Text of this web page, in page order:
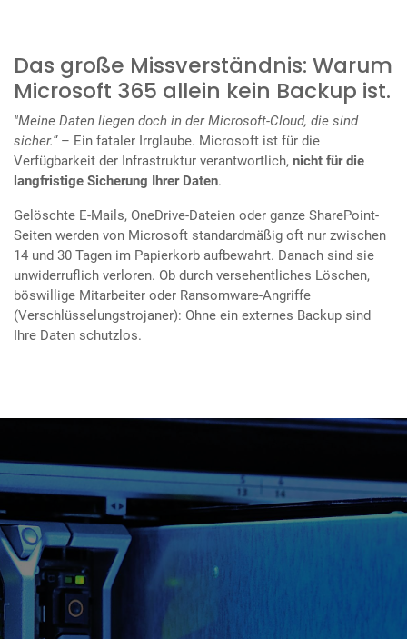
Das große Missverständnis: Warum
Microsoft 365 allein kein Backup ist.
"Meine Daten liegen doch in der Microsoft-Cloud, die sind
sicher.“– Ein fataler Irrglaube. Microsoft ist für die
Verfügbarkeit der Infrastruktur verantwortlich, nicht für die
langfristige Sicherung Ihrer Daten.
Gelöschte E-Mails, OneDrive-Dateien oder ganze SharePoint-
Seiten werden von Microsoft standardmäßig oft nur zwischen
14 und 30 Tagen im Papierkorb aufbewahrt. Danach sind sie
unwiderruflich verloren. Ob durch versehentliches Löschen,
böswillige Mitarbeiter oder Ransomware-Angriffe
(Verschlüsselungstrojaner): Ohne ein externes Backup sind
Ihre Daten schutzlos.